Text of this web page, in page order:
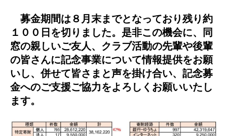
募金期間は８月末までとなっており残り約
１００日を切りました。是非この機会に、同
窓の親しいご友人、クラブ活動の先輩や後輩
の皆さんに記念事業について情報提供をお願
いし、併せて皆さまと声を掛け合い、記念募
金へのご支援ご協力をよろしくお願いいたし
ます。